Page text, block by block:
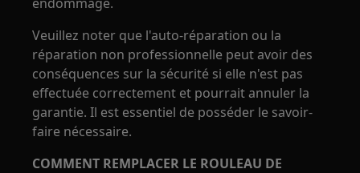
Veuillez noter que l'auto-réparation ou la
réparation non professionnelle peut avoir des
conséquences sur la sécurité si elle n'est pas
effectuée correctement et pourrait annuler la
garantie. Il est essentiel de posséder le savoir-
faire nécessaire.
COMMENT REMPLACER LE ROULEAU DE